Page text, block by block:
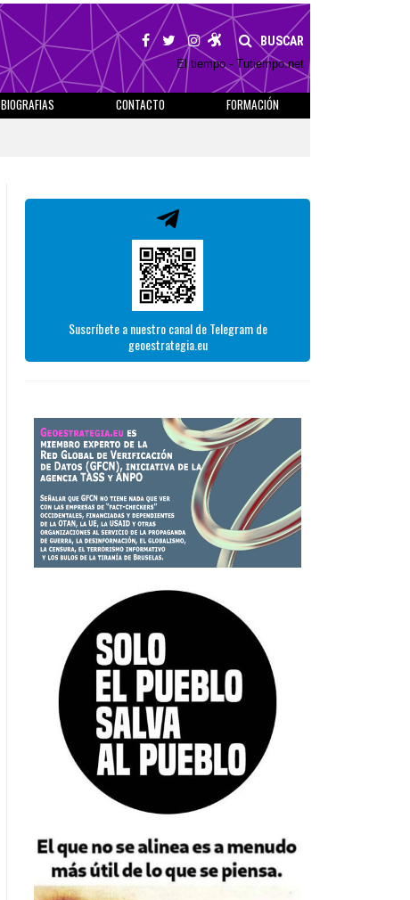
BUSCAR
El tiempo - Tutiempo.net
BIOGRAFIAS CONTACTO
FORMACIÓN
Suscríbete a nuestro canal de Telegram de
geoestrategia.eu